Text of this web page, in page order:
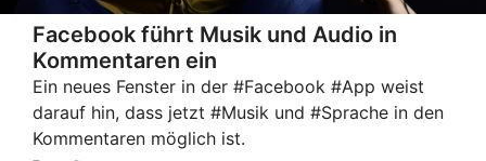
Facebook führt Musik und Audio in
Kommentaren ein
Ein neues Fenster in der #Facebook #App weist
darauf hin, dass jetzt #Musik und #Sprache in den
Kommentaren möglich ist.